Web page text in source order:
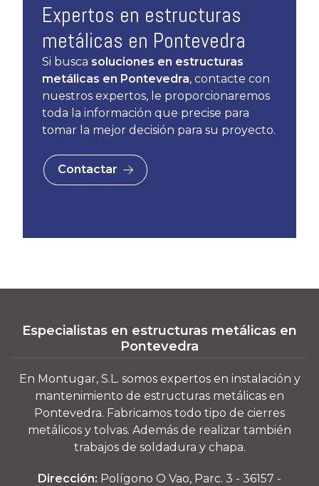
Expertos en estructuras
metálicas en Pontevedra
Si busca soluciones en estructuras
metálicas en Pontevedra, contacte con
nuestros expertos, le proporcionaremos
toda la información que precise para
tomar la mejor decisión para su proyecto.
Contactar
Especialistas en estructuras metálicas en
Pontevedra
En Montugar, S.L. somos expertos en instalación y
mantenimiento de estructuras metálicas en
Pontevedra. Fabricamos todo tipo de cierres
metálicos y tolvas. Además de realizar también
trabajos de soldadura y chapa.
Dirección: Polígono O Vao, Parc. 3 - 36157 -